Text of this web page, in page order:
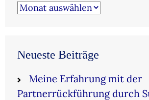
Archiv
Neueste Beiträge
Meine Erfahrung mit der
Partnerrückführung durch